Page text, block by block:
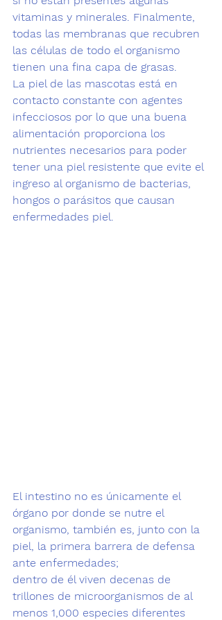
vitaminas y minerales. Finalmente,
todas las membranas que recubren
las células de todo el organismo
tienen una fina capa de grasas.
La piel de las mascotas está en
contacto constante con agentes
infecciosos por lo que una buena
alimentación proporciona los
nutrientes necesarios para poder
tener una piel resistente que evite el
ingreso al organismo de bacterias,
hongos o parásitos que causan
enfermedades piel.
El intestino no es únicamente el
órgano por donde se nutre el
organismo, también es, junto con la
piel, la primera barrera de defensa
ante enfermedades;
dentro de él viven decenas de
trillones de microorganismos de al
menos 1,000 especies diferentes